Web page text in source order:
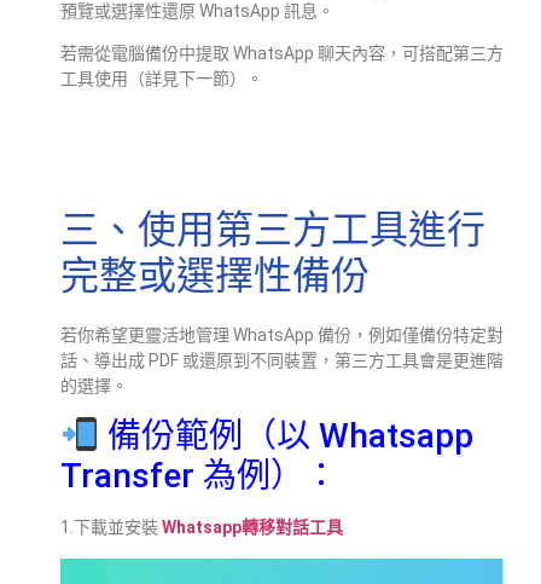
預覽或選擇性還原 WhatsApp 訊息。
若需從電腦備份中提取 WhatsApp 聊天內容，可搭配第三方
工具使用（詳見下一節）。
三、使用第三方工具進行
完整或選擇性備份
若你希望更靈活地管理 WhatsApp 備份，例如僅備份特定對
話、導出成 PDF 或還原到不同裝置，第三方工具會是更進階
的選擇。
備份範例（以 Whatsapp
Transfer 為例）：
1.下載並安裝Whatsapp轉移對話工具